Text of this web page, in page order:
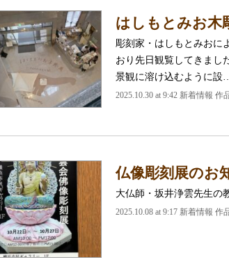
はしもとみお木
彫刻家・はしもとみおに
おり先日観覧してきまし
景観に溶け込むように設…
2025.10.30 at 9:42 新着情報 作
仏像彫刻展のお
大仏師・坂井浄雲先生の
2025.10.08 at 9:17 新着情報 作